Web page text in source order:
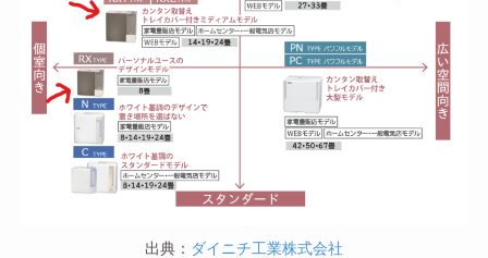
出典： ダイニチ工業株式会社